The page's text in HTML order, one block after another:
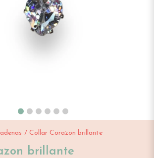
/ Collar Corazon brillante
brillante